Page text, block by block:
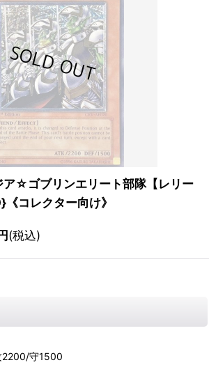
ア☆ゴブリンエリート部隊【レリー
コレクター向け》
(税込)
2200/守1500